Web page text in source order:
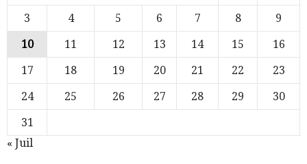
3
4 5 6 7 8
9
10
11 12 13 14 15
16
17
18 19 20 21 22
23
24
25 26 27 28 29
30
31
« Juil